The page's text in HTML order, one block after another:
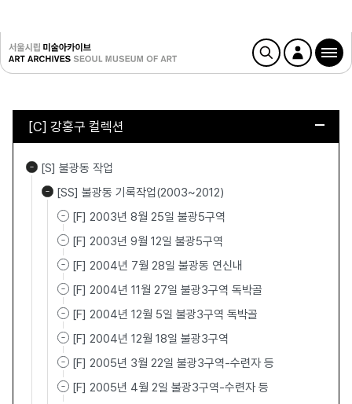
[C] 강홍구 컬렉션
[S] 불광동 작업
[SS] 불광동 기록작업(2003~2012)
[F] 2003년 8월 25일 불광5구역
[F] 2003년 9월 12일 불광5구역
[F] 2004년 7월 28일 불광동 연신내
[F] 2004년 11월 27일 불광3구역 독박골
[F] 2004년 12월 5일 불광3구역 독박골
[F] 2004년 12월 18일 불광3구역
[F] 2005년 3월 22일 불광3구역-수련자 등
[F] 2005년 4월 2일 불광3구역-수련자 등